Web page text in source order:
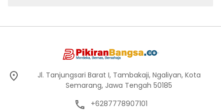
Jl. Tanjungsari Barat I, Tambakaji, Ngaliyan, Kota
Semarang, Jawa Tengah 50185
+6287778907101